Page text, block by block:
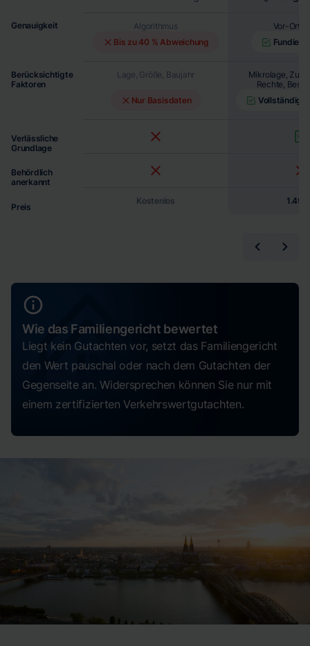
Genauigkeit
Berücksichtigte
Faktoren
Verlässliche
Grundlage
Behördlich
anerkannt
Preis
Algorithmus
Bis zu 40 % Abweichung
Lage, Größe, Baujahr
Nur Basisdaten
Kostenlos
Vor-Ort-
Fundiert
Mikrolage,
Rechte,
Vollständig
Wie das Familiengericht bewertet
Liegt kein Gutachten vor, setzt das Familiengericht
den Wert pauschal oder nach dem Gutachten der
Gegenseite an. Widersprechen können Sie nur mit
einem zertifizierten Verkehrswertgutachten.